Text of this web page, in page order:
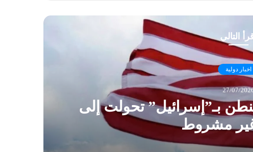
التالي
اخبار دولية
27/07/
بـ”إسرائيل” تحولت إلى
غير مشروط